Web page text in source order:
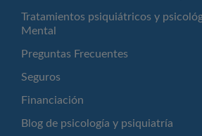
Tratamientos psiquiátricos y
Mental
Preguntas Frecuentes
Seguros
Financiación
Blog de psicología y psiquiatría